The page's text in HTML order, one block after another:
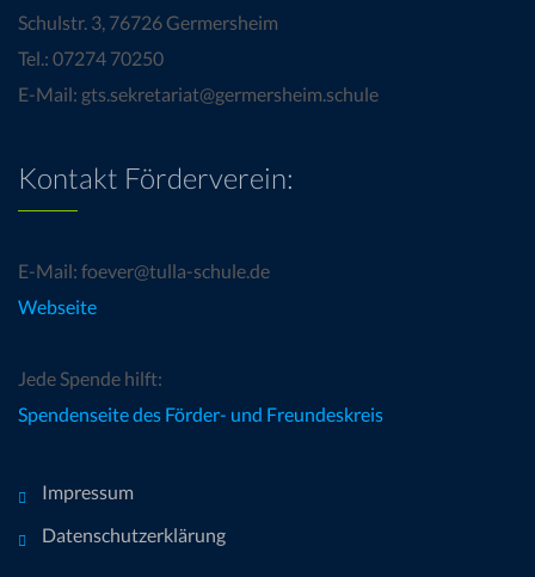
Schulstr. 3, 76726 Germersheim
Tel.: 07274 70250
E-Mail: gts.sekretariat@germersheim.schule
Kontakt Förderverein:
E-Mail: foever@tulla-schule.de
Webseite
Jede Spende hilft:
Spendenseite des Förder- und Freundeskreis
Impressum
Datenschutzerklärung